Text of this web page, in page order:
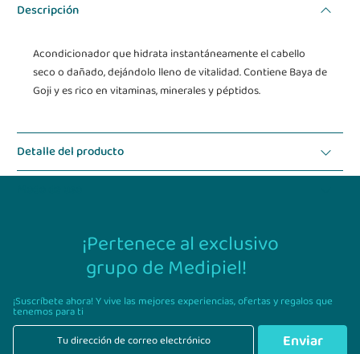
Descripción
Acondicionador que hidrata instantáneamente el cabello
seco o dañado, dejándolo lleno de vitalidad. Contiene Baya de
Goji y es rico en vitaminas, minerales y péptidos.
Detalle del producto
¡Pertenece al exclusivo
grupo de Medipiel!
¡Suscríbete ahora! Y vive las mejores experiencias,ofertas y regalos que
tenemos para ti
Enviar